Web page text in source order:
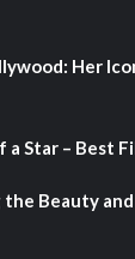
Her
a Star – Best
Beauty